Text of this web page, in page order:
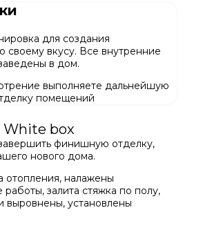
для создания
своему вкусу. Все внутренние
в дом.
выполняете дальнейшую
помещений
White box
финишную отделку,
нового дома.
отопления, налажены
работы, залита стяжка по полу,
выровнены, установлены